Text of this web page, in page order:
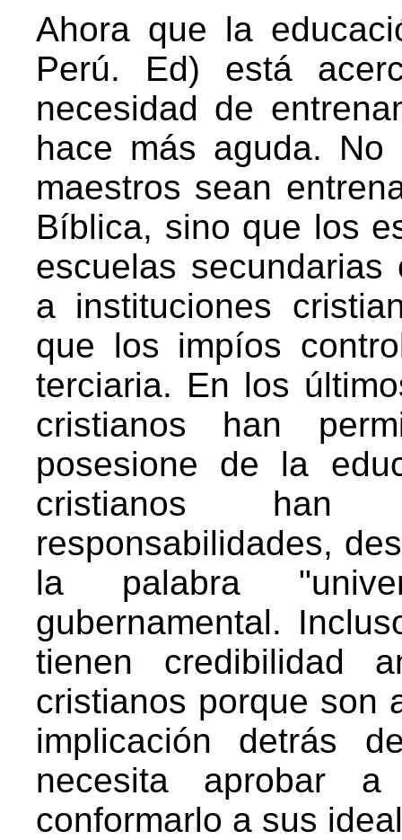
Ahora que la
Perú. Ed) está
necesidad de
hace más aguda.
maestros sean
Bíblica, sino que los
escuelas
a instituciones
que los impíos
terciaria. En los
cristianos han
posesione de la
cristianos
responsabilidades,
la palabra
gubernamental.
tienen credibilidad
cristianos porque son
implicación detrás
necesita aprobar
conformarlo a sus